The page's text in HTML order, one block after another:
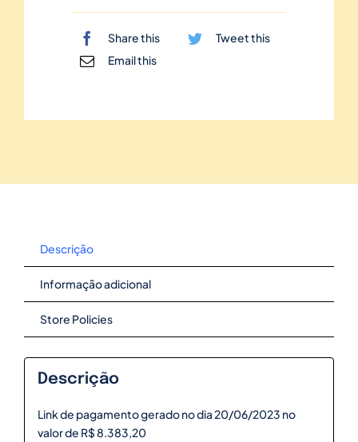
quantidade
Share this
Tweet this
Email this
Descrição
Informação adicional
Store Policies
Descrição
Link de pagamento gerado no dia 20/06/2023 no
valor de R$ 8.383,20